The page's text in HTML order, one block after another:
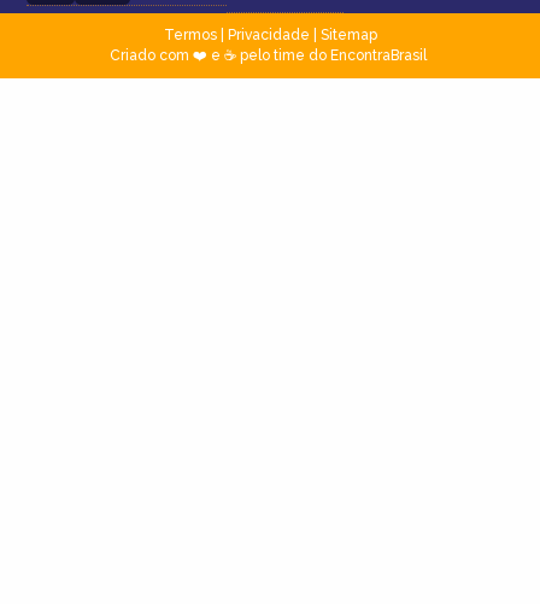
Termos| Privacidade
Sitemap
Criado com ❤️ e ☕ pelo time do EncontraBrasil